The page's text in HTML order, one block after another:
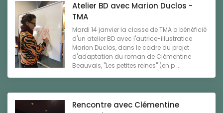
Atelier BD avec Marion Duclos -
TMA
Mardi 14 janvier la classe de TMA a bénéficié
d'un atelier BD avec l'autrice-illustratice
Marion Duclos, dans le cadre du projet
d'adaptation du roman de Clémentine
Beauvais, "Les petites reines" (en p ...
Rencontre avec Clémentine